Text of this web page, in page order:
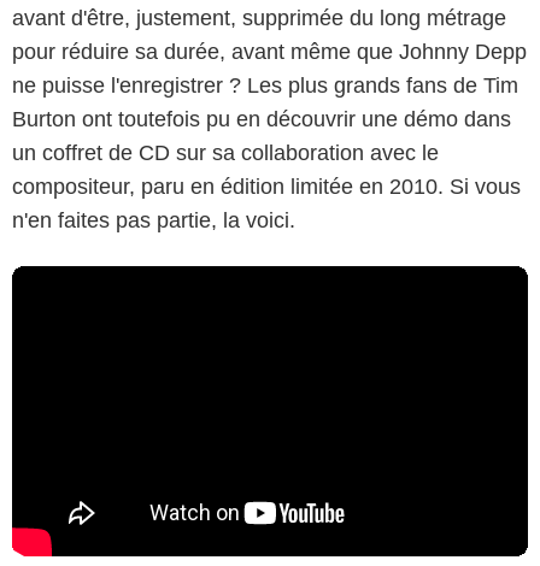
avant d'être, justement, supprimée du long métrage
pour réduire sa durée, avant même que Johnny Depp
ne puisse l'enregistrer ? Les plus grands fans de Tim
Burton ont toutefois pu en découvrir une démo dans
un coffret de CD sur sa collaboration avec le
compositeur, paru en édition limitée en 2010. Si vous
n'en faites pas partie, la voici.